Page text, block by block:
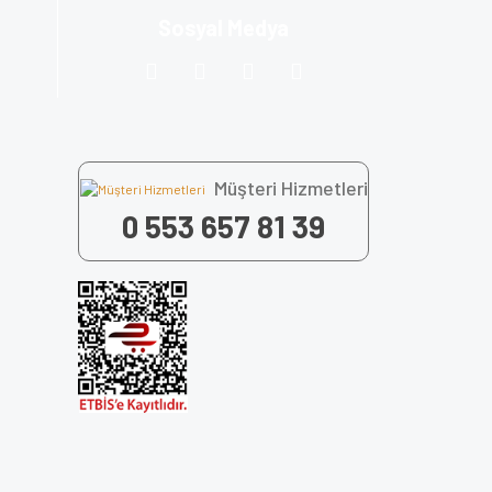
Müşteri Hizmetleri
0 553 657 81 39